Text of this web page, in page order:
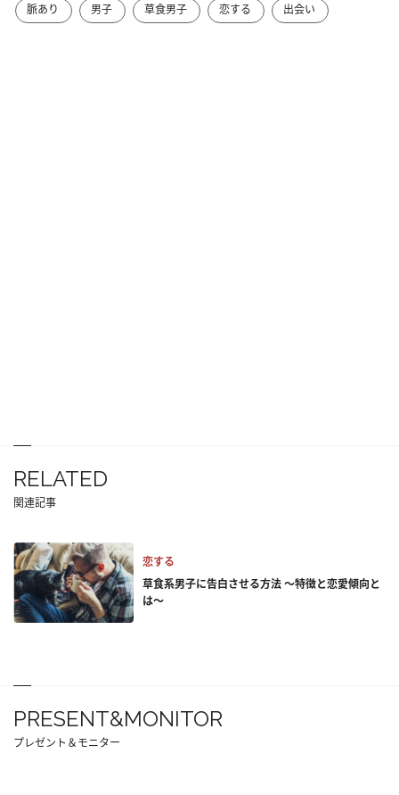
脈あり
男子 草食男子 恋する 出会い
RELATED
関連記事
恋する
草食系男子に告白させる方法 ～特徴と恋愛傾向と
は～
PRESENT&MONITOR
プレゼント＆モニター